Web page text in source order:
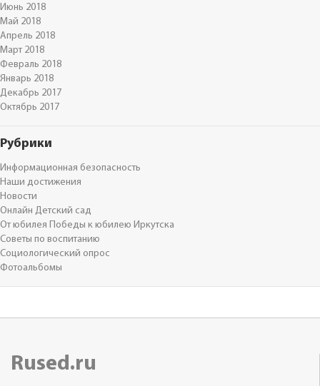
Июнь 2018
Май 2018
Апрель 2018
Март 2018
Февраль 2018
Январь 2018
Декабрь 2017
Октябрь 2017
Рубрики
Информационная безопасность
Наши достижения
Новости
Онлайн Детский сад
От юбилея Победы к юбилею Иркутска
Советы по воспитанию
Социологический опрос
Фотоальбомы
Rused.ru